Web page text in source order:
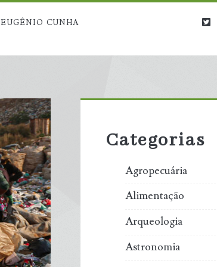
EUGÊNIO CUNHA
Sidebar
Categorias
Agropecuária
Alimentação
Arqueologia
Astronomia